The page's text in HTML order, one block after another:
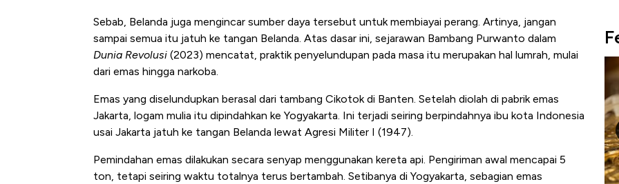
Sebab, Belanda juga mengincar sumber daya tersebut untuk membiayai perang. Artinya, jangan
sampai semua itu jatuh ke tangan Belanda. Atas dasar ini, sejarawan Bambang Purwanto dalam
Dunia Revolusi (2023) mencatat, praktik penyelundupan pada masa itu merupakan hal lumrah, mulai
dari emas hingga narkoba.
Emas yang diselundupkan berasal dari tambang Cikotok di Banten. Setelah diolah di pabrik emas
Jakarta, logam mulia itu dipindahkan ke Yogyakarta. Ini terjadi seiring berpindahnya ibu kota Indonesia
usai Jakarta jatuh ke tangan Belanda lewat Agresi Militer I (1947).
Pemindahan emas dilakukan secara senyap menggunakan kereta api. Pengiriman awal mencapai 5
ton, tetapi seiring waktu totalnya terus bertambah. Setibanya di Yogyakarta, sebagian emas